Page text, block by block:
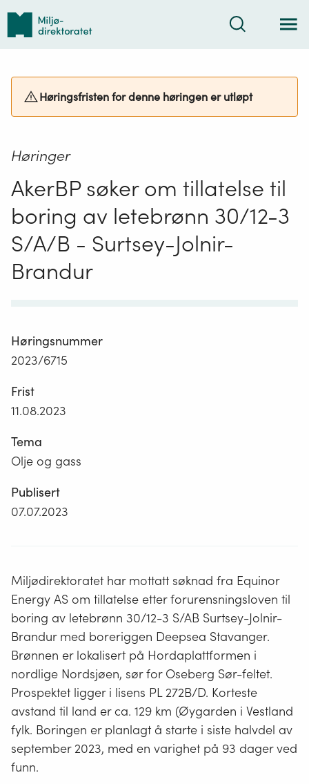
Tilbake
forsiden
Søk
Høringsfristen for denne høringen er utløpt
Høringer
AkerBP søker om tillatelse til
boring av letebrønn 30/12-3
S/A/B - Surtsey-Jolnir-
Brandur
Høringsnummer
2023/6715
Frist
11.08.2023
Tema
Olje og gass
Publisert
07.07.2023
Miljødirektoratet har mottatt søknad fra Equinor
Energy AS om tillatelse etter forurensningsloven til
boring av letebrønn 30/12-3 S/AB Surtsey-Jolnir-
Brandur med boreriggen Deepsea Stavanger.
Brønnen er lokalisert på Hordaplattformen i
nordlige Nordsjøen, sør for Oseberg Sør-feltet.
Prospektet ligger i lisens PL 272B/D. Korteste
avstand til land er ca. 129 km (Øygarden i Vestland
fylk. Boringen er planlagt å starte i siste halvdel av
september 2023, med en varighet på 93 dager ved
funn.